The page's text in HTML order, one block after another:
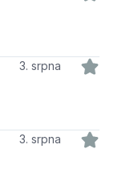
3. srpna
3. srpna